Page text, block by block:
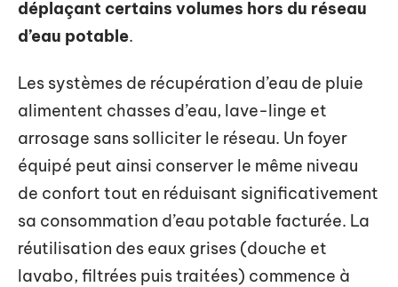
déplaçant certains volumes hors du réseau
d’eau potable.
Les systèmes de récupération d’eau de pluie
alimentent chasses d’eau, lave-linge et
arrosage sans solliciter le réseau. Un foyer
équipé peut ainsi conserver le même niveau
de confort tout en réduisant significativement
sa consommation d’eau potable facturée. La
réutilisation des eaux grises (douche et
lavabo, filtrées puis traitées) commence à